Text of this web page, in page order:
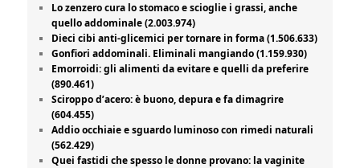
Lo zenzero cura lo stomaco e scioglie i grassi, anche
quello addominale (2.003.974)
Dieci cibi anti-glicemici per tornare in forma (1.506.633)
Gonfiori addominali. Eliminali mangiando (1.159.930)
Emorroidi: gli alimenti da evitare e quelli da preferire
(890.461)
Sciroppo d’acero: è buono, depura e fa dimagrire
(604.455)
Addio occhiaie e sguardo luminoso con rimedi naturali
(562.429)
Quei fastidi che spesso le donne provano: la vaginite